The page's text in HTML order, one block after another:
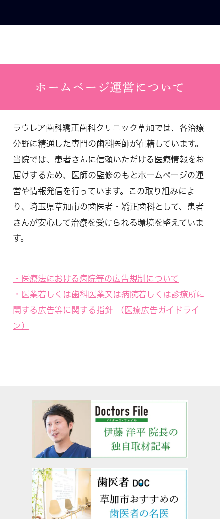
ホームページ運営について
ラウレア歯科矯正歯科クリニック草加では、各治療
分野に精通した専門の歯科医師が在籍しています。
当院では、患者さんに信頼いただける医療情報をお
届けするため、医師の監修のもとホームページの運
営や情報発信を行っています。この取り組みによ
り、埼玉県草加市の歯医者・矯正歯科として、患者
さんが安心して治療を受けられる環境を整えていま
す。
・医療法における病院等の広告規制について
・医業若しくは歯科医業又は病院若しくは診療所に
関する広告等に関する指針 （医療広告ガイドライ
ン）